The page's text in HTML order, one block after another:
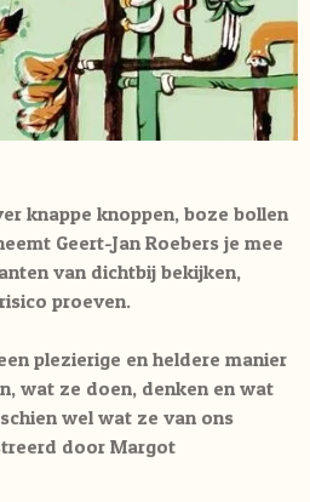
knappe knoppen, boze bollen
Geert-Jan Roebers je mee
van dichtbij bekijken,
proeven.
plezierige en heldere manier
wat ze doen, denken en wat
wel wat ze van ons
door Margot